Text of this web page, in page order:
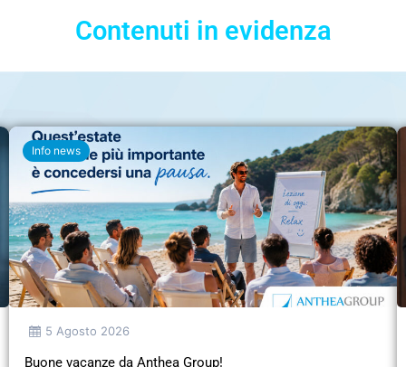
Contenuti in evidenza
Info news
5 Agosto 2026
Buone vacanze da Anthea Group!